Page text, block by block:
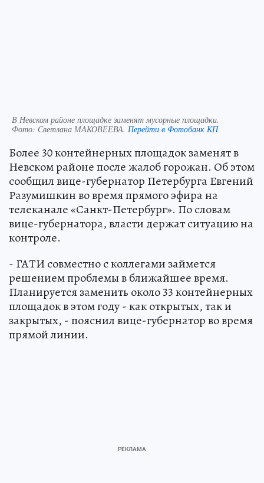
В Невском районе площадке заменят мусорные площадки.
Фото: Светлана МАКОВЕЕВА. Перейти в Фотобанк КП
Более 30 контейнерных площадок заменят в
Невском районе после жалоб горожан. Об этом
сообщил вице-губернатор Петербурга Евгений
Разумишкин во время прямого эфира на
телеканале «Санкт-Петербург». По словам
вице-губернатора, власти держат ситуацию на
контроле.
- ГАТИ совместно с коллегами займется
решением проблемы в ближайшее время.
Планируется заменить около 33 контейнерных
площадок в этом году - как открытых, так и
закрытых, - пояснил вице-губернатор во время
прямой линии.